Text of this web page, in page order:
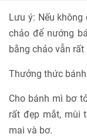
Lưu ý: Nếu
chảo để nướng
bằng chảo vẫn rất
Thưởng thức
Cho bánh mì bơ
rất đẹp mắt, mùi
mai và bơ.